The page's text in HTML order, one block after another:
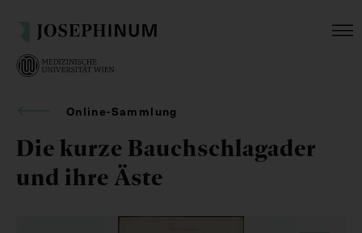
Online-Sammlung
Die kurze Bauchschlagader
und ihre Äste